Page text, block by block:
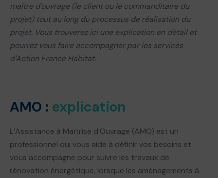
maître d'ouvrage (le client ou le commanditaire du
projet) tout au long du processus de réalisation du
projet. Vous trouverez ici une explication en détail et
pourrez vous faire accompagner par les services
d'Action France Habitat.
AMO : explication
L’Assistance à Maîtrise d’Ouvrage (AMO) est un
professionnel qui vous aide à définir vos besoins et
vous accompagne pour suivre les travaux de
rénovation énergétique, lorsque les aménagements à